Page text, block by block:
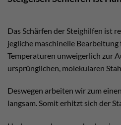
Das Schärfen der Steighilfen ist
jegliche maschinelle
Temperaturen unweigerlich zur
ursprünglichen, molekularen
Deswegen arbeiten wir zum
langsam. Somit erhitzt sich der